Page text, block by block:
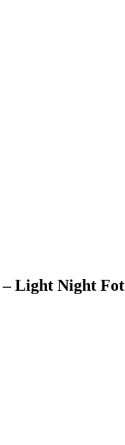
Light Night